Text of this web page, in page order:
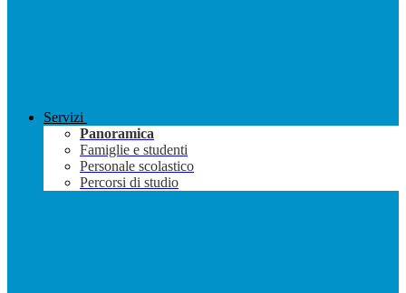
Servizi
Panoramica
Famiglie e studenti
Personale scolastico
Percorsi di studio